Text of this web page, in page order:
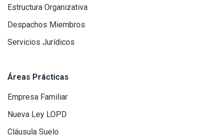
Estructura Organizativa
Despachos Miembros
Servicios Jurídicos
Áreas Prácticas
Empresa Familiar
Nueva Ley LOPD
Cláusula Suelo